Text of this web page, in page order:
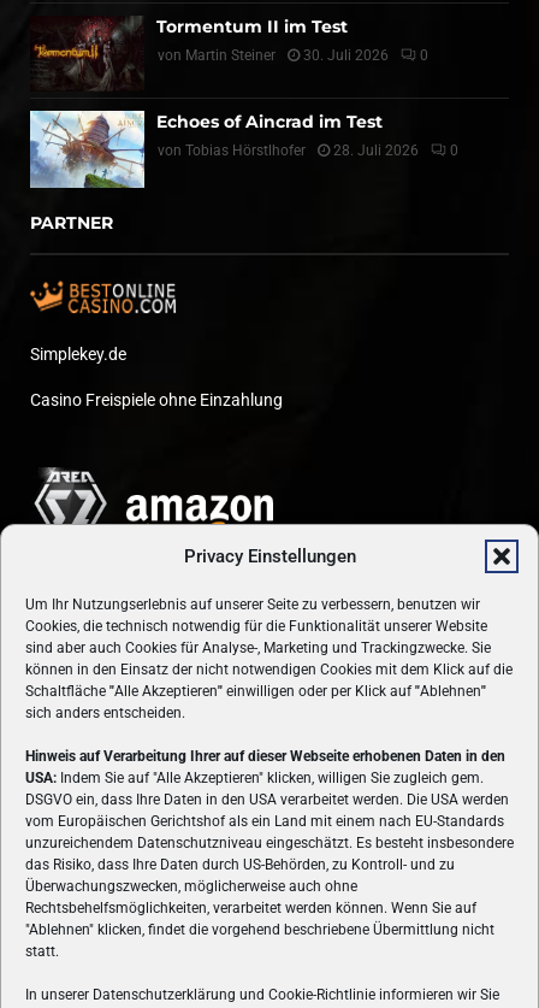
Privacy Einstellungen
Um Ihr Nutzungserlebnis auf unserer Seite zu verbessern, benutzen wir
Cookies, die technisch notwendig für die Funktionalität unserer Website
sind aber auch Cookies für Analyse-, Marketing und Trackingzwecke. Sie
können in den Einsatz der nicht notwendigen Cookies mit dem Klick auf die
Schaltfläche "Alle Akzeptieren" einwilligen oder per Klick auf"Ablehnen"
sich anders entscheiden.
Hinweis auf Verarbeitung Ihrer auf dieser Webseite erhobenen Daten in den
USA: Indem Sie auf "Alle Akzeptieren" klicken, willigen Sie zugleich gem.
DSGVO ein, dass Ihre Daten in den USA verarbeitet werden. Die USA werden
vom Europäischen Gerichtshof als ein Land mit einem nach EU-Standards
unzureichendem Datenschutzniveau eingeschätzt. Es besteht insbesondere
das Risiko, dass Ihre Daten durch US-Behörden, zu Kontroll- und zu
Überwachungszwecken, möglicherweise auch ohne
Rechtsbehelfsmöglichkeiten, verarbeitet werden können. Wenn Sie auf
"Ablehnen" klicken, findet die vorgehend beschriebene Übermittlung nicht
statt.
In unserer Datenschutzerklärung und Cookie-Richtlinie informieren wir Sie
Tormentum II im Test
von Martin Steiner 30. Juli 2026 0
Echoes of Aincrad im Test
von Tobias Hörstlhofer 28. Juli 2026 0
PARTNER
Simplekey.de
Casino Freispiele ohne Einzahlung
ÜBER UNS
VON GAMERN, FÜR GAMER! Gamers.at ist das älteste Online-
Spielemagazin Österreichs und bringt täglich aktuelle News,
Reviews und Videos zu PC- und Konsolenspielen, Gaming-
Hardware und aus der Welt des e-Sport's.